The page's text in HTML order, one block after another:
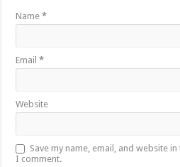
Name*
Email*
Website
Save my name, email, and website
I comment.